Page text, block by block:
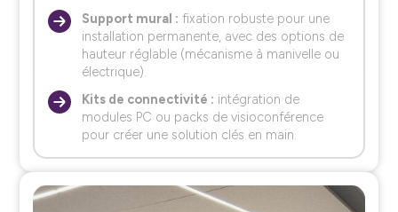
Support mural : fixation robuste pour une
installation permanente, avec des options de
hauteur réglable (mécanisme à manivelle ou
électrique).
Kits de connectivité : intégration de
modules PC ou packs de visioconférence
pour créer une solution clés en main.